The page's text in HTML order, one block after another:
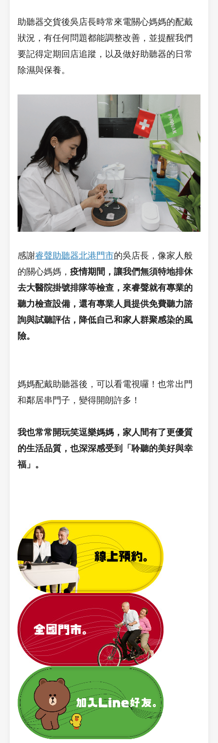
助聽器交貨後吳店長時常來電關心媽媽的配戴
狀況，有任何問題都能調整改善，並提醒我們
要記得定期回店追蹤，以及做好助聽器的日常
除濕與保養。
感謝睿聲助聽器北港門市的吳店長，像家人般
的關心媽媽， 疫情期間，讓我們無須特地排休
去大醫院掛號排隊等檢查，來睿聲就有專業的
聽力檢查設備，還有專業人員提供免費聽力諮
詢與試聽評估，降低自己和家人群聚感染的風
險。
媽媽配戴助聽器後，可以看電視囉！也常出門
和鄰居串門子，變得開朗許多！
我也常常開玩笑逗樂媽媽，家人間有了更優質
的生活品質，也深深感受到「 聆聽的美好與幸
福」 。